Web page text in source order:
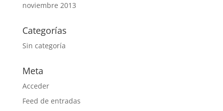
noviembre 2013
Categorías
Sin categoría
Meta
Acceder
Feed de entradas